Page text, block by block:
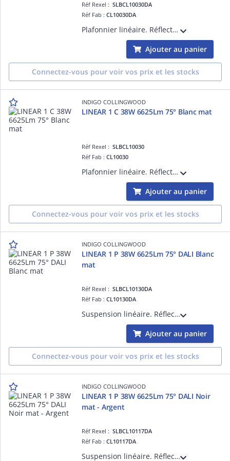
Réf Rexel :SLBCL10030DA
Réf Fab :CL10030DA
Plafonnier linéaire. Réflecteur basse luminance. 3000K, 3500K ou 4000K au choix à l'arrière du luminaire. Convertisseur dimmable DALI-push intégré dans l'appareil. Possibilité de mise en ligne jusqu'à maximum 25 luminaires.
Ajouter au panier
Connectez-vous pour voir vos prix et les stocks
INDIGO COLLINGWOOD
LINEAR 1 C 38W 6625Lm 75° Blanc mat
Réf Rexel :SLBCL10030
Réf Fab :CL10030
Plafonnier linéaire. Réflecteur basse luminance. 3000K, 3500K ou 4000K au choix à l'arrière du luminaire. Convertisseur non dimmable intégré dans l'appareil. Possibilité de mise en ligne jusqu'à maximum 25 luminaires.
Ajouter au panier
Connectez-vous pour voir vos prix et les stocks
INDIGO COLLINGWOOD
LINEAR 1 P 38W 6625Lm 75° DALI Blanc
mat
Réf Rexel :SLBCL10130DA
Réf Fab :CL10130DA
Suspension linéaire. Réflecteur basse luminance. 3000K, 3500K ou 4000K à sélectionner. Avec câbles de suspension blancs (2m max). Base ronde et câble d'alim blancs à commander séparément. Convertisseur dimmable DALI-push intégré.
Ajouter au panier
Connectez-vous pour voir vos prix et les stocks
INDIGO COLLINGWOOD
LINEAR 1 P 38W 6625Lm 75° DALI Noir
mat - Argent
Réf Rexel :SLBCL10117DA
Réf Fab :CL10117DA
Suspension linéaire. Réflecteur basse luminance. 3000K, 3500K ou 4000K à sélectionner. Avec câbles de suspension noirs (2m max). Base ronde et câble d'alim noirs (2m) à commander séparément. Convertisseur dimmable DALI-push intégré.